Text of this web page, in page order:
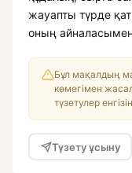
жауапты түрде
оның
Бұл мақалдың
көмегімен
түзетулер
Түзету ұсыну